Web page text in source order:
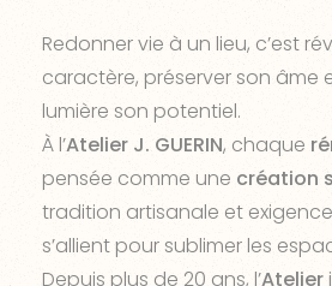
Redonner vie à un lieu, c’est
caractère, préserver son âme
lumière son potentiel.
À l’Atelier J. GUERIN, chaque
pensée comme une création
tradition artisanale et
s’allient pour sublimer les
Depuis plus de 20 ans, l’Atelier